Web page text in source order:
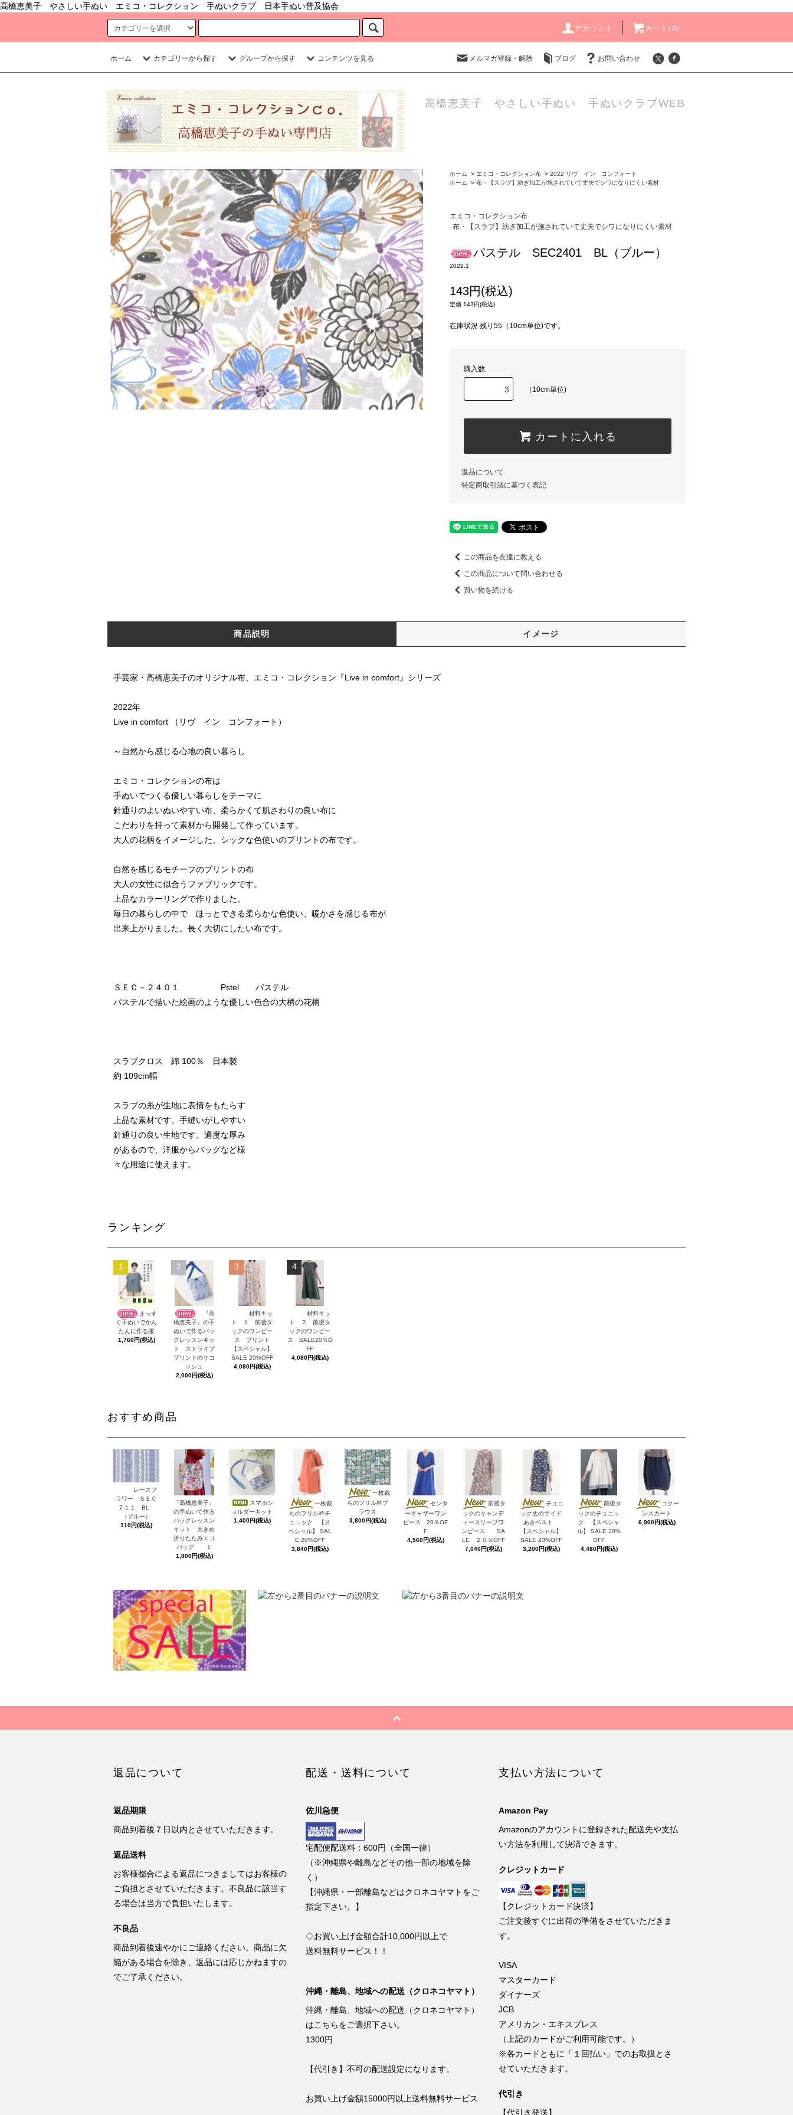
高橋恵美子 やさしい手ぬい エミコ・コレクション 手ぬいクラブ 日本手ぬい普及協会
アカウント カート(0)
ホーム カテゴリーから探す グループから探す コンテンツを見る メルマガ登録・解除 ブログ お問い合わせ
高橋恵美子 やさしい手ぬい 手ぬいクラブWEB
ホーム > エミコ・コレクション布 > 2022 リヴ イン コンフォート
ホーム
> 布・【スラブ】紡ぎ加工が施されていて丈夫でシワになりにくい素材
エミコ・コレクション布
布・【スラブ】紡ぎ加工が施されていて丈夫でシワになりにくい素材
パステル SEC2401 BL（ブルー）
2022.1
143円(税込)
定価 143円(税込)
在庫状況 残り55（10cm単位)です。
購入数
（10cm単位)
カートに入れる
返品について
特定商取引法に基づく表記
この商品を友達に教える
この商品について問い合わせる
買い物を続ける
商品説明 イメージ
手芸家・高橋恵美子のオリジナル布、エミコ・コレクション『Live in comfort』シリーズ
2022年
Live in comfort （リヴ イン コンフォート）
～自然から感じる心地の良い暮らし
エミコ・コレクションの布は
手ぬいでつくる優しい暮らしをテーマに
針通りのよいぬいやすい布、柔らかくて肌さわりの良い布に
こだわりを持って素材から開発して作っています。
大人の花柄をイメージした、シックな色使いのプリントの布です。
自然を感じるモチーフのプリントの布
大人の女性に似合うファブリックです。
上品なカラーリングで作りました。
毎日の暮らしの中で ほっとできる柔らかな色使い、暖かさを感じる布が
出来上がりました。長く大切にしたい布です。
ＳＥＣ－２４０１ Pstel パステル
パステルで描いた絵画のような優しい色合の大柄の花柄
スラブクロス 綿 100％ 日本製
約 109cm幅
スラブの糸が生地に表情をもたらす
上品な素材です。手縫いがしやすい
針通りの良い生地です。適度な厚み
があるので、洋服からバッグなど様
々な用途に使えます。
ランキング
1
まっす
ぐ手ぬいでかん
たんに作る服
1,760円(税込)
2
『高
橋恵美子』の手
ぬいで作るバッ
グレッスンキッ
ト ストライプ
プリントのサコ
ッシュ
2,000円(税込)
3
材料キッ
ト １ 前後タ
ックのワンピー
ス プリント
【スペシャル】
SALE 20%OFF
4,080円(税込)
4
材料キッ
ト ２ 前後タ
ックのワンピー
ス SALE20％O
FF
4,080円(税込)
おすすめ商品
レースフ
ラワー ＳＥＣ
７１１ BL
（ブルー）
110円(税込)
『高橋恵美子』
の手ぬいで作る
バッグレッスン
キット 大きめ
折りたたみエコ
バッグ １
1,800円(税込)
スマホシ
ョルダーキット
1,400円(税込)
一枚裁
ちのフリル衿チ
ュニック 【ス
ペシャル】 SAL
E 20%OFF
3,840円(税込)
一枚裁
ちのフリル衿ブ
ラウス
3,800円(税込)
センタ
ーギャザーワン
ピース 20％OF
F
4,560円(税込)
前後タ
ックのキャンデ
ィースリーブワ
ンピース SA
LE ２０％OFF
7,040円(税込)
チュニ
ック丈のサイド
あきベスト
【スペシャル】
SALE 20%OFF
3,200円(税込)
前後タ
ックのチュニッ
ク 【スペシャ
ル】 SALE 20%
OFF
4,480円(税込)
コクー
ンスカート
6,900円(税込)
返品について
返品期限
商品到着後７日以内とさせていただきます。
返品送料
お客様都合による返品につきましてはお客様の
ご負担とさせていただきます。不良品に該当す
る場合は当方で負担いたします。
不良品
商品到着後速やかにご連絡ください。商品に欠
陥がある場合を除き、返品には応じかねますの
でご了承ください。
配送・送料について
佐川急便
宅配便配送料：600円（全国一律）
（※沖縄県や離島などその他一部の地域を除
く）
【沖縄県・一部離島などはクロネコヤマトをご
指定下さい。】
◇お買い上げ金額合計10,000円以上で
送料無料サービス！！
沖縄・離島、地域への配送（クロネコヤマト）
沖縄・離島、地域への配送（クロネコヤマト）
はこちらをご選択下さい。
1300円
【代引き】不可の配送設定になります。
お買い上げ金額15000円以上送料無料サービス
支払い方法について
Amazon Pay
Amazonのアカウントに登録された配送先や支払
い方法を利用して決済できます。
クレジットカード
【クレジットカード決済】
ご注文後すぐに出荷の準備をさせていただきま
す。
VISA
マスターカード
ダイナーズ
JCB
アメリカン・エキスプレス
（上記のカードがご利用可能です。）
※各カードともに「１回払い」でのお取扱とさ
せていただきます。
代引き
【代引き発送】